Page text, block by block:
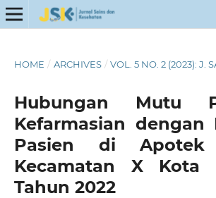
HOME / ARCHIVES / VOL. 5 NO. 2 (2023): J.
Hubungan Mutu
Kefarmasian dengan
Pasien di Apotek
Kecamatan X Kota
Tahun 2022